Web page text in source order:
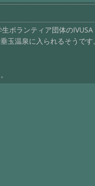
ボランティア団体の
玉温泉に入られるそうです。